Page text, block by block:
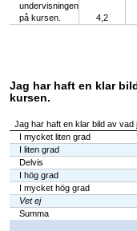
undervisningen
på kursen.
4,2
Jag har haft en klar
kursen.
Jag har haft en klar bild av vad
I mycket liten grad
I liten grad
Delvis
I hög grad
I mycket hög grad
Vet ej
Summa
Chart